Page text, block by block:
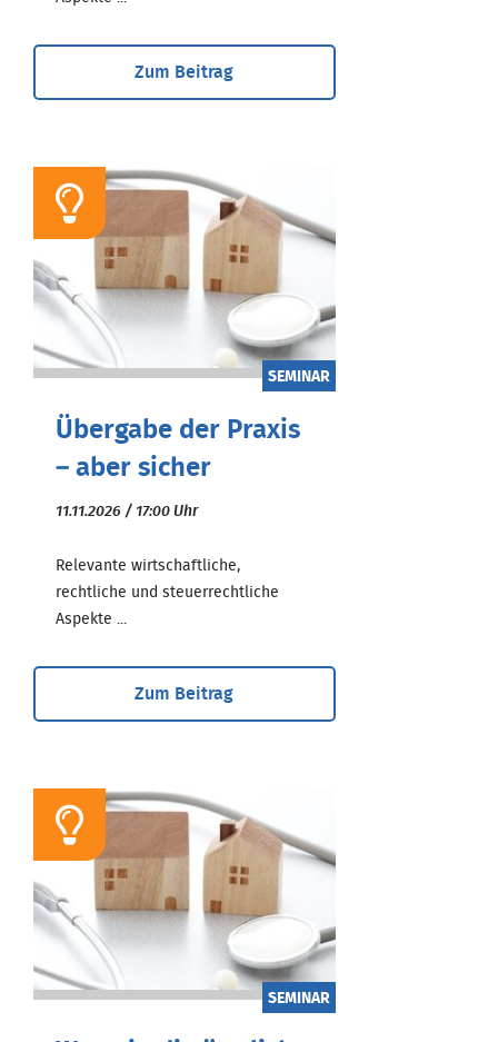
Zum Beitrag
SEMINAR
Übergabe der Praxis
– aber sicher
11.11.2026 / 17:00 Uhr
Relevante wirtschaftliche,
rechtliche und steuerrechtliche
Aspekte ...
Zum Beitrag
SEMINAR